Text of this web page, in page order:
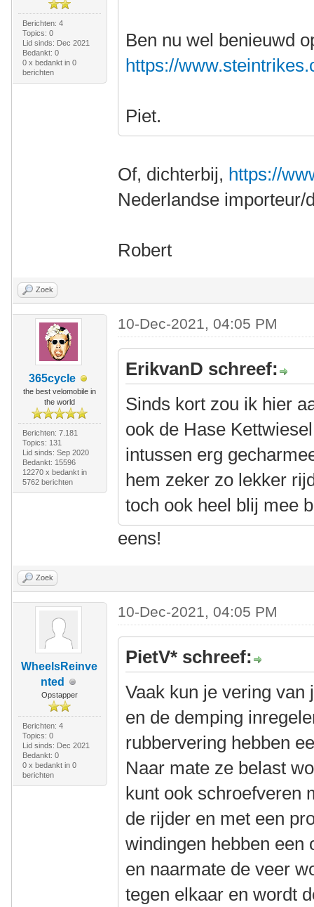
Berichten: 4
Topics: 0
Lid sinds: Dec 2021
Bedankt: 0
0 x bedankt in 0
berichten
Ben nu wel benieuwd
https://
Piet.
Of, dichterbij, https://
Nederlandse
Robert
Zoek
365cycle
the best velomobile in
the world
Berichten: 7.181
Topics: 131
Lid sinds: Sep 2020
Bedankt: 15596
12270 x bedankt in
5762 berichten
10-Dec-2021, 04:05 PM
ErikvanD schreef:
Sinds kort zou ik hier
ook de Hase
intussen erg
hem zeker zo lekker
toch ook heel blij mee
eens!
Zoek
WheelsReinve
nted
Opstapper
Berichten: 4
Topics: 0
Lid sinds: Dec 2021
Bedankt: 0
0 x bedankt in 0
berichten
10-Dec-2021, 04:05 PM
PietV* schreef:
Vaak kun je vering
en de demping
rubbervering hebben
Naar mate ze belast
kunt ook schroefveren
de rijder en met een
windingen hebben een
en naarmate de veer
tegen elkaar en wordt